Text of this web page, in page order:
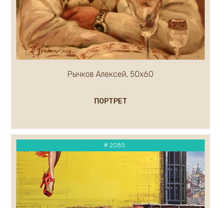
Кремер Марк
Кремер Александр
Крылов Александр
Кузнецов Андрей
Кукуева Светлана
Ледяев Сергей
Литвишков Алексей
Кукса Василий
Липак Владимир
Липатова Алла
Макаров Сергей
Рычков Алексей, 50х60
ПОРТРЕТ
# 2085